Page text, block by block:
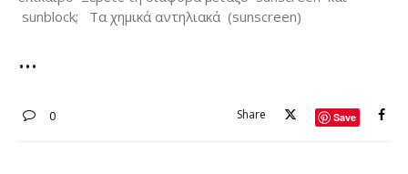
sunblock; Tα χημικά αντηλιακά (sunscreen)
0 Share Save